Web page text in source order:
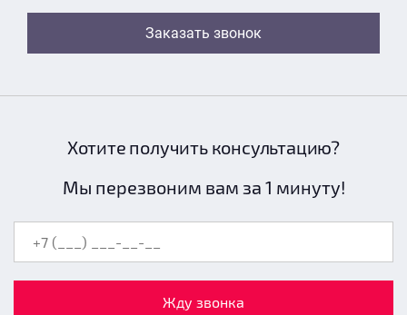
Заказать звонок
Хотите получить консультацию?
Мы перезвоним вам за 1 минуту!
Жду звонка